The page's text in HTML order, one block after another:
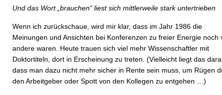
Und das Wort „brauchen“ liest sich mittlerweile stark untertrieben
Wenn ich zurückschaue, wird mir klar, dass im Jahr 1986 die
Meinungen und Ansichten bei Konferenzen zu freier Energie noch
andere waren. Heute trauen sich viel mehr Wissenschaftler mit
Doktortiteln, dort in Erscheinung zu treten. (Vielleicht liegt das
dass man dazu nicht mehr sicher in Rente sein muss, um Rügen
den Arbeitgeber oder Spott von den Kollegen zu entgehen …)